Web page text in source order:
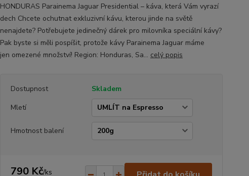
HONDURAS Parainema Jaguar Presidential – káva, která Vám vyrazí
dech Chcete ochutnat exkluzivní kávu, kterou jinde na světě
nenajdete? Potřebujete jedinečný dárek pro milovníka speciální kávy?
Pak byste si měli pospíšit, protože kávy Parainema Jaguar máme
jen omezené množství! Region: Honduras, Sa... celý popis
Dostupnost
Skladem
Mletí
Hmotnost balení
790 Kč/ks